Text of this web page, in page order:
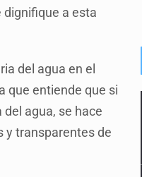
a esta
del agua en el
que entiende que si
agua, se hace
y transparentes de